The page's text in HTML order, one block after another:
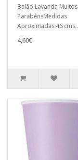
Balão Lavanda Muitos
ParabénsMedidas
Aproximadas:46 cms..
4,60€